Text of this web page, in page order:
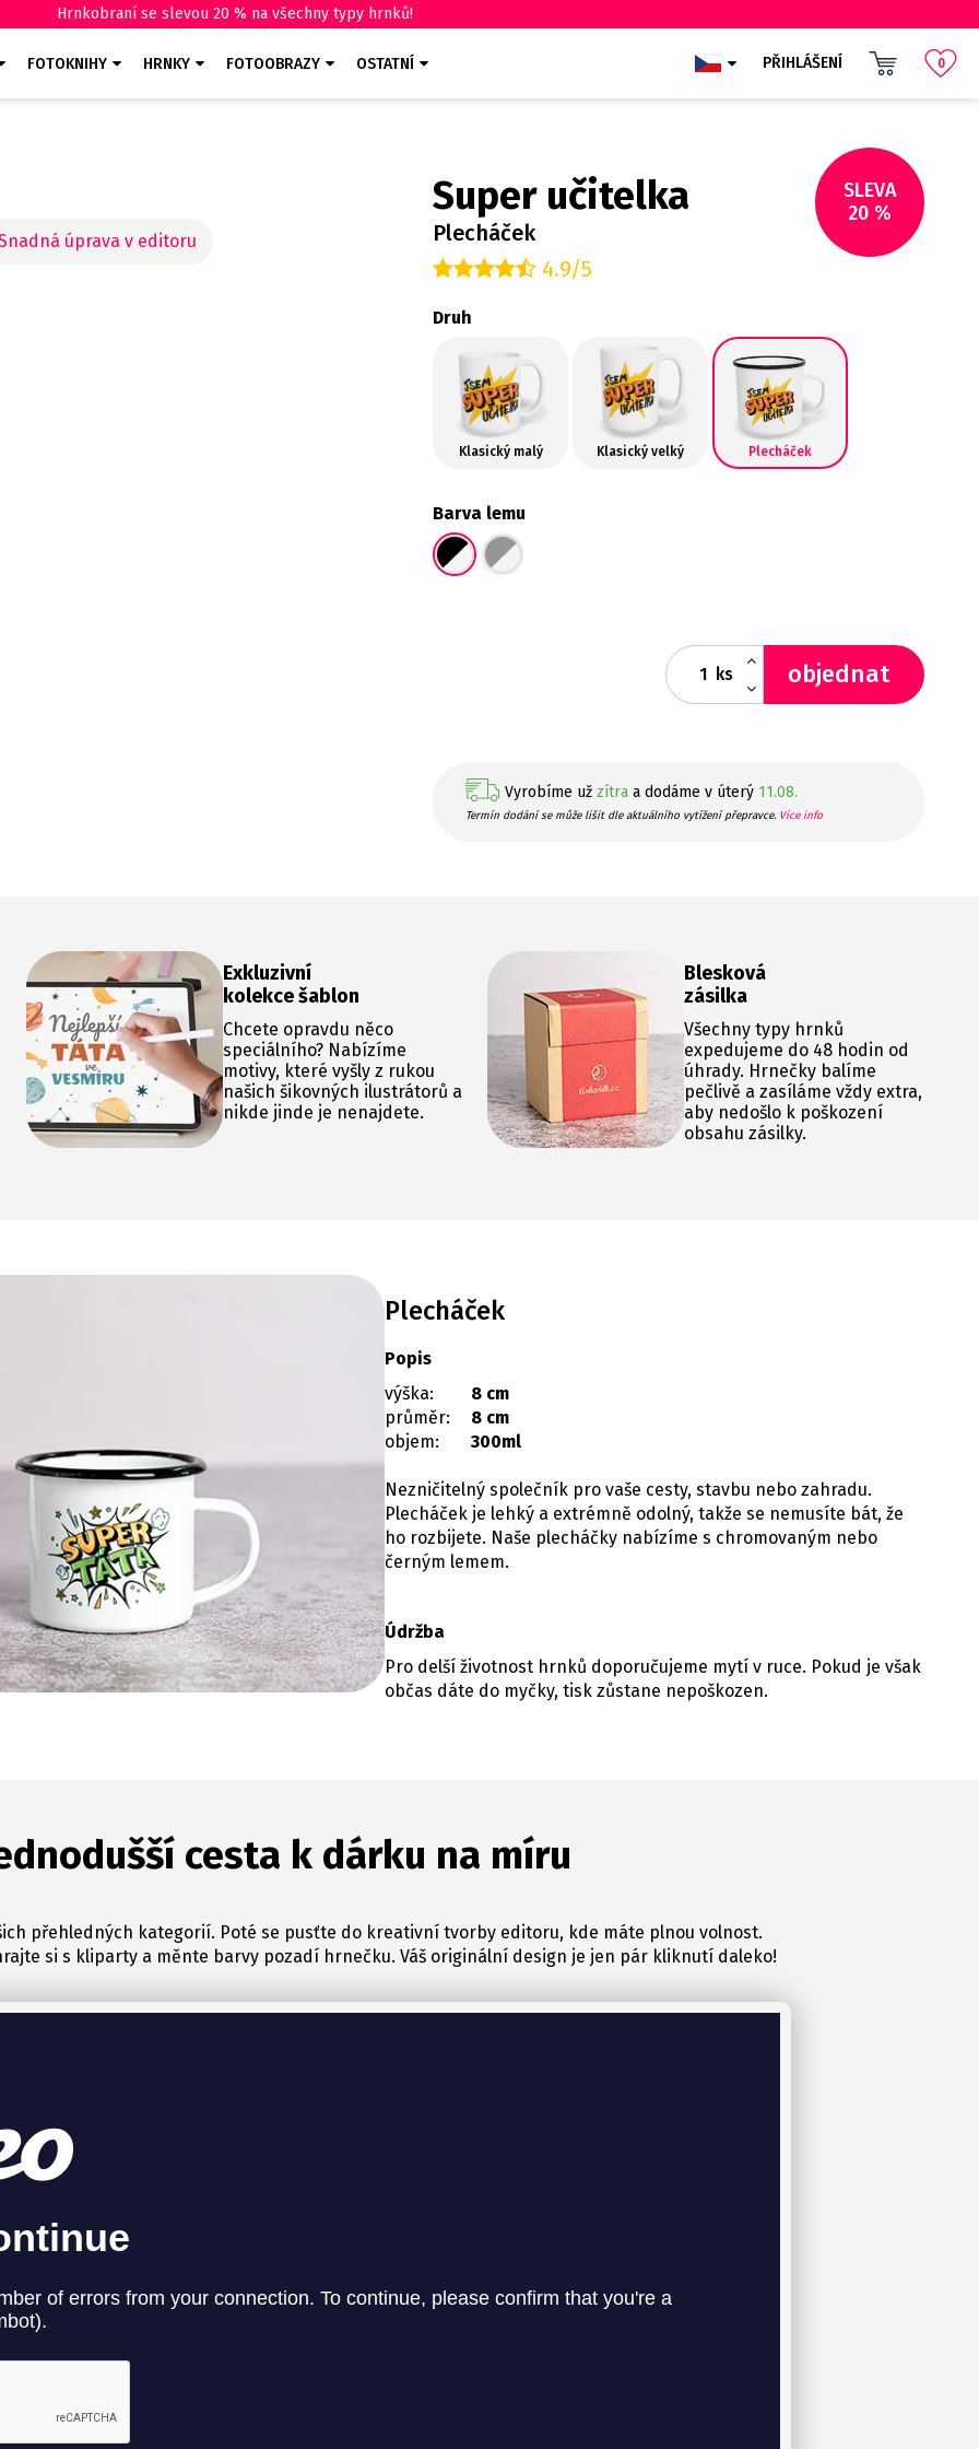
Hrnkobraní se slevou 20 % na všechny typy hrnků!
FOTOKNIHY HRNKY FOTOOBRAZY OSTATNÍ PŘIHLÁŠENÍ 0
SLEVA
20 %
Super učitelka
Plecháček
4.9/5
Druh
Klasický malý Klasický velký Plecháček
Barva lemu
ks objednat
Vyrobíme už zítra a dodáme v úterý 11.08.
Termín dodání se může lišit dle aktuálního vytížení přepravce. Více info
Exkluzivní
kolekce šablon
Chcete opravdu něco
speciálního? Nabízíme
motivy, které vyšly z rukou
našich šikovných ilustrátorů a
nikde jinde je nenajdete.
Blesková
zásilka
Všechny typy hrnků
expedujeme do 48 hodin od
úhrady. Hrnečky balíme
pečlivě a zasíláme vždy extra,
aby nedošlo k poškození
obsahu zásilky.
Plecháček
Popis
výška:
8 cm
průměr:
8 cm
objem:
300ml
Nezničitelný společník pro vaše cesty, stavbu nebo zahradu.
Plecháček je lehký a extrémně odolný, takže se nemusíte bát, že
ho rozbijete. Naše plecháčky nabízíme s chromovaným nebo
černým lemem.
Údržba
Pro delší životnost hrnků doporučujeme mytí v ruce. Pokud je však
občas dáte do myčky, tisk zůstane nepoškozen.
cesta k dárku na míru
přehledných kategorií. Poté se pusťte do kreativní tvorby editoru, kde máte plnou volnost.
si s kliparty a měnte barvy pozadí hrnečku. Váš originální design je jen pár kliknutí daleko!